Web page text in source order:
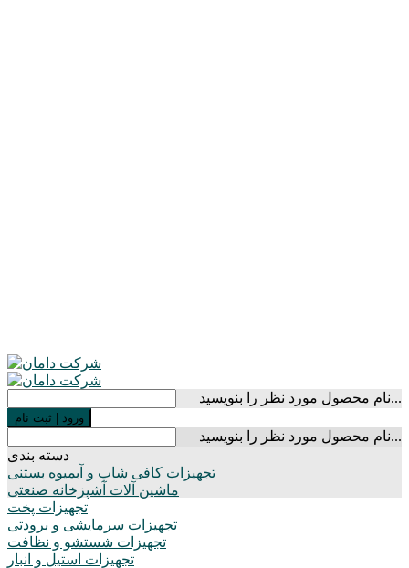
نام محصول مورد نظر را بنویسید...
ورود ثبت نام
نام محصول مورد نظر را بنویسید...
دسته بندی
تجهیزات کافی شاپ و آبمیوه بستنی
ماشین آلات آشپزخانه صنعتی
تجهیزات پخت
تجهیزات سرمایشی و برودتی
تجهیزات شستشو و نظافت
تجهیزات استیل و انبار